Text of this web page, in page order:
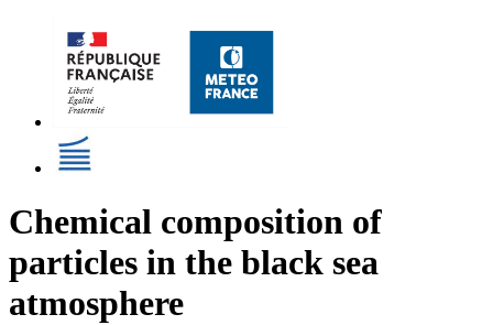
Chemical composition of
particles in the black sea
atmosphere